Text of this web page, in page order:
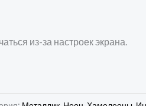
из-за настроек экрана.